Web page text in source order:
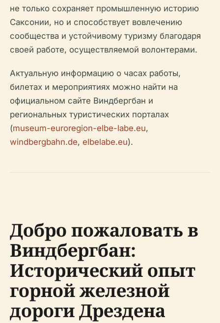
не только сохраняет промышленную историю
Саксонии, но и способствует вовлечению
сообщества и устойчивому туризму благодаря
своей работе, осуществляемой волонтерами.
Актуальную информацию о часах работы,
билетах и мероприятиях можно найти на
официальном сайте Виндбергбан и
региональных туристических порталах
(museum-euroregion-elbe-labe.eu,
windbergbahn.de, elbelabe.eu).
Добро пожаловать в
Виндбергбан:
Исторический опыт
горной железной
дороги Дрездена